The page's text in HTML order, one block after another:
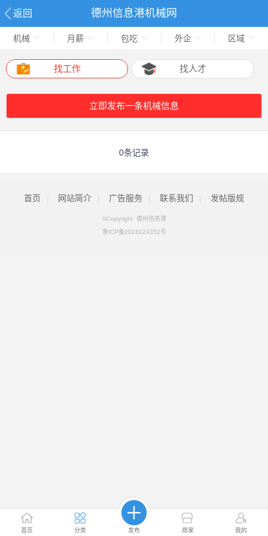
返回 德州信息港机械网
首页 分类 发布 商家 我的
机械 月薪 包吃 外企 区域
找工作 找人才
立即发布一条机械信息
0条记录
首页 网站简介 广告服务 联系我们 发帖版规
©Copyright 德州信息港
鲁ICP备2024124352号